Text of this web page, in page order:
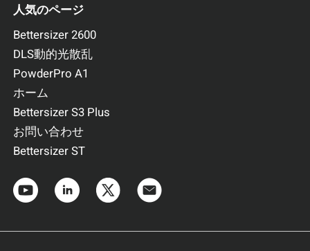
人気のページ
Bettersizer 2600
DLS動的光散乱
PowderPro A1
ホーム
Bettersizer S3 Plus
お問い合わせ
Bettersizer ST